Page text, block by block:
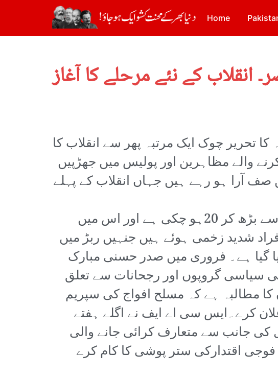
Home
تحریر چوک ایک مرتبہ پھر سے انقلاب کا
والے مظاہرین اور پولیس میں جھڑپیں
صف آرا ہو رہے ہیں جہاں انقلاب کے پہلے
وزارت صحت کے مطابق اتوار اور سوموار کو مرنے والوں کی تعداد 11سے بڑھ کر 20ہو چکی ہے اور اس میں
شدید زخمی ہوئے ہیں جنہیں ربڑ میں
گیا ہے۔ فروری میں صدر حسنی مبارک
گروپوں اور رجحانات سے تعلق
مطالبہ ہے کہ مسلح افواج کی سپریم
کرے۔ایس سی اے ایف نے اگلے ہفتے
کی جانب سے متعارف کرائی جانے والی
فوجی اقتدارکی ستر پوشی کا کام کرے